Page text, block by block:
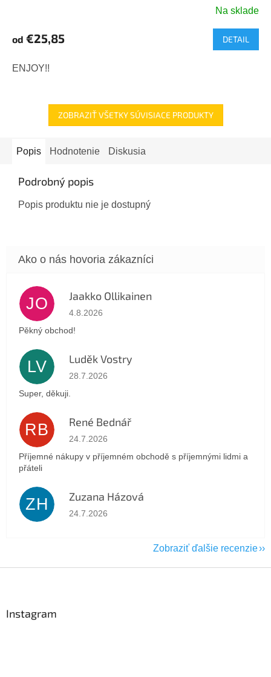
Na sklade
od €25,85 DETAIL
ENJOY!!
ZOBRAZIŤ VŠETKY SÚVISIACE PRODUKTY
Popis Hodnotenie Diskusia
Podrobný popis
Popis produktu nie je dostupný
JO Jaakko Ollikainen
Hodnotenie obchodu je 5 z 5 hviezdičiek.
4.8.2026
Pěkný obchod!
LV Luděk Vostry
Hodnotenie obchodu je 5 z 5 hviezdičiek.
28.7.2026
Super, děkuji.
RB René Bednář
Hodnotenie obchodu je 5 z 5 hviezdičiek.
24.7.2026
Příjemné nákupy v příjemném obchodě s příjemnými lidmi a
přáteli
ZH Zuzana Házová
Hodnotenie obchodu je 5 z 5 hviezdičiek.
24.7.2026
Zobraziť ďalšie recenzie
Instagram